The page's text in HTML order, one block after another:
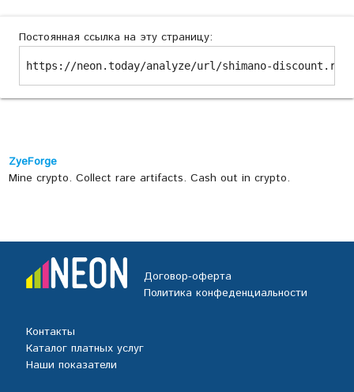
Постоянная ссылка на эту страницу:
https://neon.today/analyze/url/shimano-discount.ru
ZyeForge
Mine crypto. Collect rare artifacts. Cash out in crypto.
Договор-оферта
Политика конфеденциальности
Контакты
Каталог платных услуг
Наши показатели